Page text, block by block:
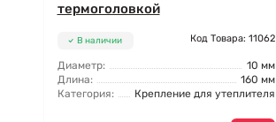
термоголовкой
В наличии Код Товара: 11062
Диаметр:
10 мм
Длина:
160 мм
Категория:
Крепление для утеплителя